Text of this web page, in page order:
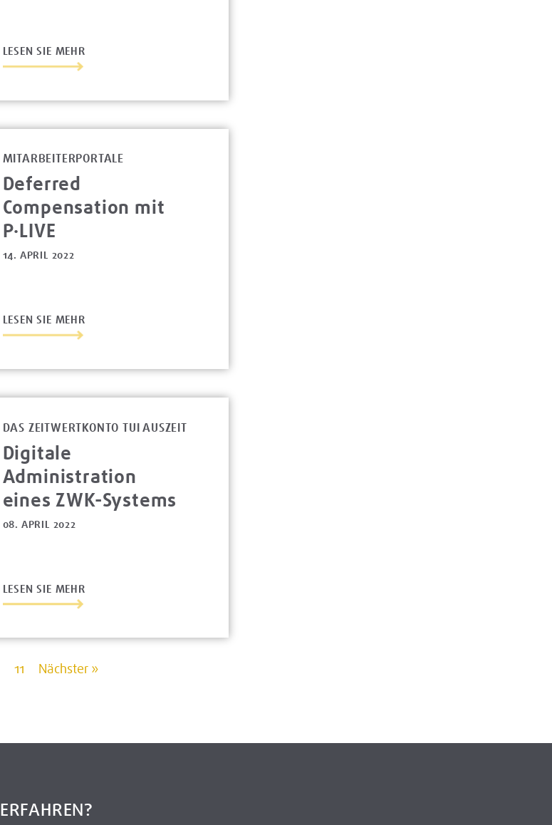
LESEN SIE MEHR
MITARBEITERPORTALE
Deferred
Compensation mit
P·LIVE
14. APRIL 2022
LESEN SIE MEHR
DAS ZEITWERTKONTO TUI AUSZEIT
Digitale
Administration
eines ZWK-Systems
08. APRIL 2022
LESEN SIE MEHR
11 Nächster »
ERFAHREN?